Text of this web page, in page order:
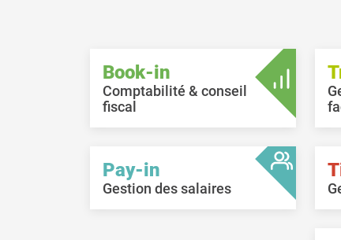
Book-in
Comptabilité & conseil
fiscal
Pay-in
Gestion des salaires